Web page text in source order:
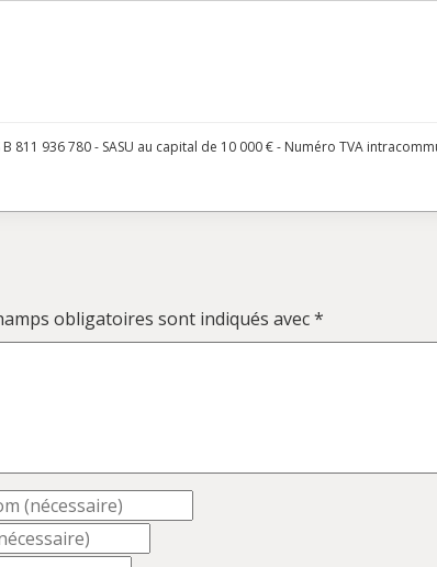
B 811 936 780 - SASU au capital de 10 000 € - Numéro TVA
obligatoires sont indiqués avec*